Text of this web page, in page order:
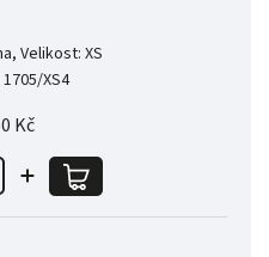
Velikost: XS
1705/XS4
Kč